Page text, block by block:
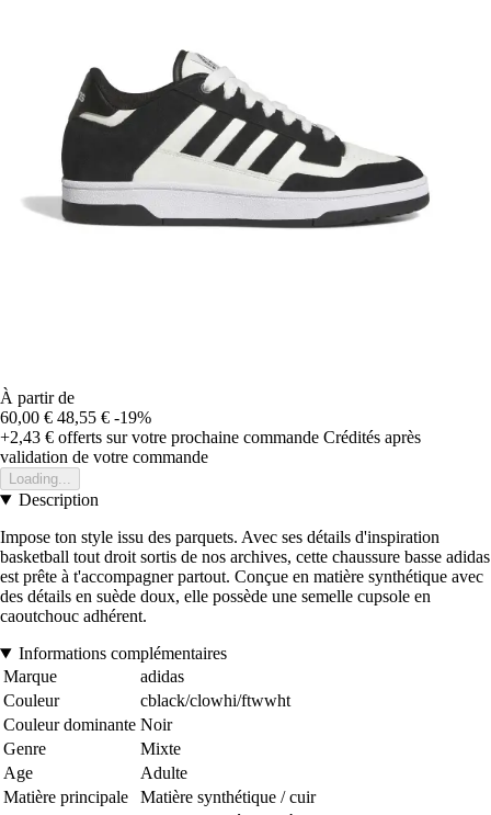
À partir de
60,00 € 48,55 € -19%
+2,43 € offerts sur votre prochaine commande Crédités après
validation de votre commande
Loading...
Description
Impose ton style issu des parquets. Avec ses détails d'inspiration
basketball tout droit sortis de nos archives, cette chaussure basse adidas
est prête à t'accompagner partout. Conçue en matière synthétique avec
des détails en suède doux, elle possède une semelle cupsole en
caoutchouc adhérent.
Informations complémentaires
Marque
adidas
Couleur
cblack/clowhi/ftwwht
Couleur dominante Noir
Genre
Mixte
Age
Adulte
Matière principale
Matière synthétique / cuir